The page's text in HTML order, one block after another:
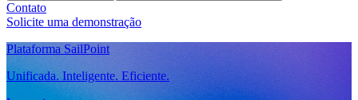
Contato
Solicite uma demonstração
Plataforma SailPoint
Unificada. Inteligente. Eficiente.